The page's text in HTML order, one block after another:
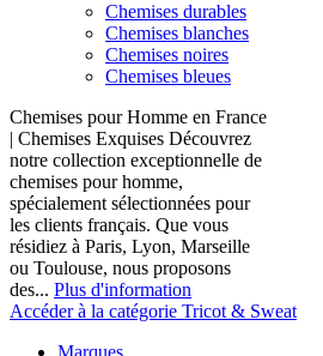
Chemises durables
Chemises blanches
Chemises noires
Chemises bleues
Chemises pour Homme en France
| Chemises Exquises Découvrez
notre collection exceptionnelle de
chemises pour homme,
spécialement sélectionnées pour
les clients français. Que vous
résidiez à Paris, Lyon, Marseille
ou Toulouse, nous proposons
des... Plus d'information
Accéder à la catégorie Tricot & Sweat
Marques